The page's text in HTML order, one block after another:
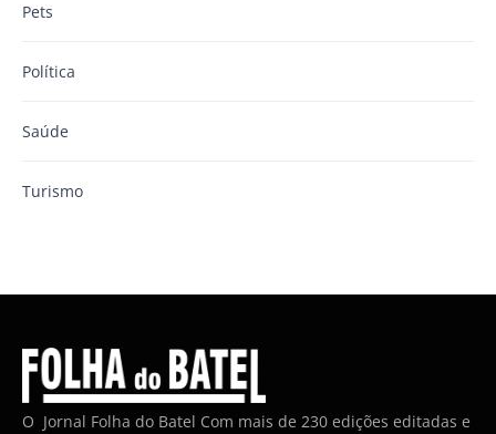
Pets
Política
Saúde
Turismo
O Jornal Folha do Batel Com mais de 230 edições editadas e